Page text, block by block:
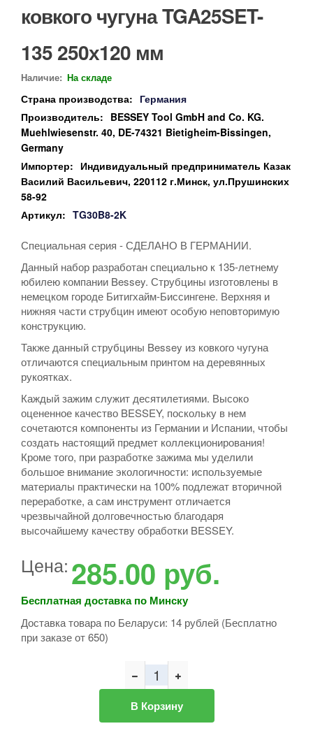
ковкого чугуна TGA25SET-
135 250х120 мм
Наличие: На складе
Страна производства: Германия
Производитель: BESSEY Tool GmbH and Co. KG.
Muehlwiesenstr. 40, DE-74321 Bietigheim-Bissingen,
Germany
Импортер: Индивидуальный предприниматель Казак
Василий Васильевич, 220112 г.Минск, ул.Прушинских
58-92
Артикул: TG30B8-2K
Специальная серия - СДЕЛАНО В ГЕРМАНИИ.
Данный набор разработан специально к 135-летнему
юбилею компании Bessey. Струбцины изготовлены в
немецком городе Битигхайм-Биссингене. Верхняя и
нижняя части струбцин имеют особую неповторимую
конструкцию.
Также данный струбцины Bessey из ковкого чугуна
отличаются специальным принтом на деревянных
рукоятках.
Каждый зажим служит десятилетиями. Высоко
оцененное качество BESSEY, поскольку в нем
сочетаются компоненты из Германии и Испании, чтобы
создать настоящий предмет коллекционирования!
Кроме того, при разработке зажима мы уделили
большое внимание экологичности: используемые
материалы практически на 100% подлежат вторичной
переработке, а сам инструмент отличается
чрезвычайной долговечностью благодаря
высочайшему качеству обработки BESSEY.
Цена:285.00 руб.
Бесплатная доставка по Минску
Доставка товара по Беларуси: 14 рублей (Бесплатно
при заказе от 650)
В Корзину